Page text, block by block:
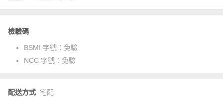
檢驗碼
BSMI 字號： 免驗
NCC 字號： 免驗
配送方式 宅配